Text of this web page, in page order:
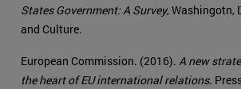
States Government: A Survey, Washingotn,
and Culture.
European Commission. (2016). A new
the heart of EU international relations.